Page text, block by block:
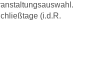
(i.d.R.